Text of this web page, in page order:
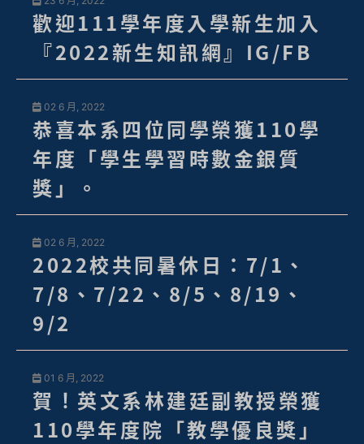
歡迎111學年度入學新生加入
『2022新生知訊網』IG/FB
02 6 月, 2022
恭喜本系四位同學榮獲110學
年度「學生學習時數金銀質
獎」。
02 6 月, 2022
2022校共同暑休日：7/1、
7/8、7/22、8/5、8/19、
9/2
01 6 月, 2022
賀！英文系林建廷副教授榮獲
110學年度院「教學優良獎」